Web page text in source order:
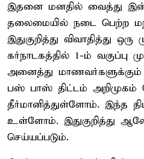
இதனை மனதில் வைத்து
தலைமையில் நடை பெற்ற
இதுகுறித்து விவாதித்து
கர்நாடகத்தில் 1-ம் வகுப்பு
அனைத்து
பஸ் பாஸ் திட்டம் அறிமுகம்
தீர்மானித்துள்ளோம். இந்த
உள்ளோம். இதுகுறித்து
செய்யப்படும்.